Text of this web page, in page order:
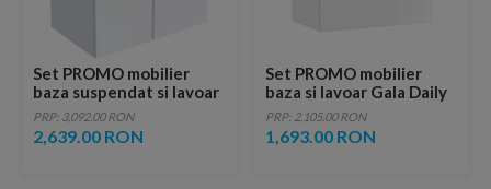
Set PROMO mobilier
baza suspendat si lavoar
Geberit Selnova Square
cu doua usi alb lucios
100x50xH65 cm
PRP: 3,092.00 RON
2,639.00 RON
Set PROMO mobilier
baza si lavoar Gala Daily
80x46 cm 2 sertare alb
PRP: 2,105.00 RON
1,693.00 RON